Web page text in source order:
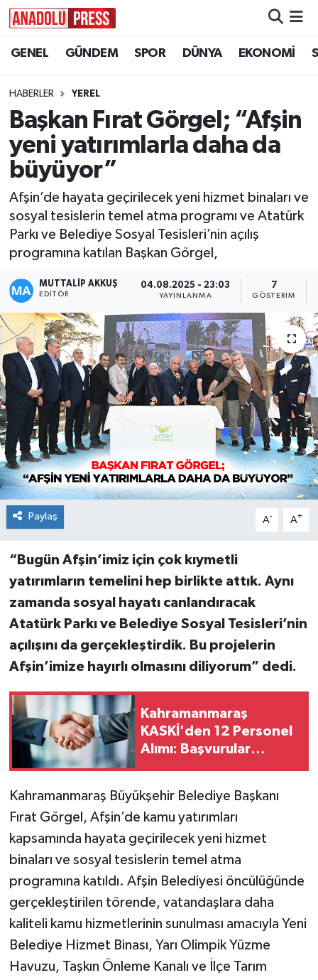
GENEL GÜNDEM SPOR DÜNYA EKONOMİ
HABERLER YEREL
Başkan Fırat Görgel; “Afşin
yeni yatırımlarla daha da
büyüyor”
Afşin’de hayata geçirilecek yeni hizmet binaları ve
sosyal tesislerin temel atma programı ve Atatürk
Parkı ve Belediye Sosyal Tesisleri’nin açılış
programına katılan Başkan Görgel,
MUTTALİP AKKUŞ
EDITÖR
04.08.2025 - 23:03
YAYINLANMA
7
GÖSTERIM
Paylaş A- A+
“Bugün Afşin’imiz için çok kıymetli
yatırımların temelini hep birlikte attık. Aynı
zamanda sosyal hayatı canlandıracak
Atatürk Parkı ve Belediye Sosyal Tesisleri’nin
açılışını da gerçekleştirdik. Bu projelerin
Afşin’imize hayırlı olmasını diliyorum” dedi.
Kahramanmaraş
KASKİ'den 12 Personel
Alımı: Başvurular
Kahramanmaraş Büyükşehir Belediye Başkanı
Fırat Görgel, Afşin’de kamu yatırımları
kapsamında hayata geçirilecek yeni hizmet
binaları ve sosyal tesislerin temel atma
programına katıldı. Afşin Belediyesi öncülüğünde
gerçekleştirilen törende, vatandaşlara daha
kaliteli kamu hizmetlerinin sunulması amacıyla Yeni
Belediye Hizmet Binası, Yarı Olimpik Yüzme
Havuzu, Taşkın Önleme Kanalı ve İlçe Tarım
Nöbetçi Eczaneler
Hava Durumu
Namaz Vakitleri
Trafik Durumu
Süper Lig Puan Durumu ve Fikstür
Tüm Manşetler